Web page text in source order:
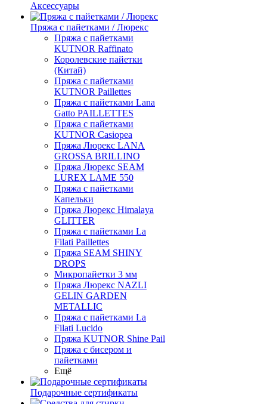
Аксессуары
Пряжа с пайетками / Люрекс
Пряжа с пайетками
KUTNOR Raffinato
Королевские пайетки
(Китай)
Пряжа с пайетками
KUTNOR Paillettes
Пряжа с пайетками Lana
Gatto PAILLETTES
Пряжа с пайетками
KUTNOR Casiopea
Пряжа Люрекс LANA
GROSSA BRILLINO
Пряжа Люрекс SEAM
LUREX LAME 550
Пряжа с пайетками
Капельки
Пряжа Люрекс Himalaya
GLITTER
Пряжа с пайетками La
Filati Paillettes
Пряжа SEAM SHINY
DROPS
Микропайетки 3 мм
Пряжа Люрекс NAZLI
GELIN GARDEN
METALLIC
Пряжа с пайетками La
Filati Lucido
Пряжа KUTNOR Shine Pail
Пряжа с бисером и
пайетками
Ещё
Подарочные сертификаты